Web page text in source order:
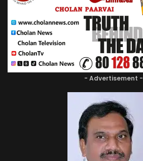
- Advertisement -